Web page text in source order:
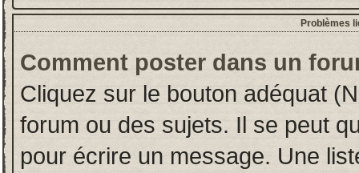
Problèmes
Comment poster dans un
Cliquez sur le bouton adéquat
forum ou des sujets. Il se peut
pour écrire un message. Une